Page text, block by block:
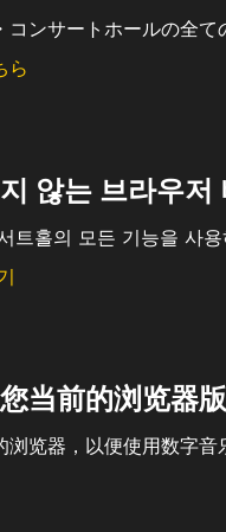
コンサートホールの全て
ら
않는 브라우저
트홀의 모든 기능을 사
当前的浏览器
浏览器，以便使用数字音